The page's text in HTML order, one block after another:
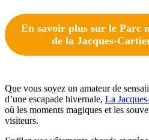
En savoir plus sur le Parc
de la Jacques-
Que vous soyez un amateur de
d’une escapade hivernale, La
où les moments magiques et les
visiteurs.